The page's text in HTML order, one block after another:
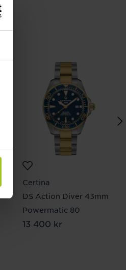
Certina
DS Action Diver 43mm
Powermatic 80
Pris:13 400 kr
13 400 kr